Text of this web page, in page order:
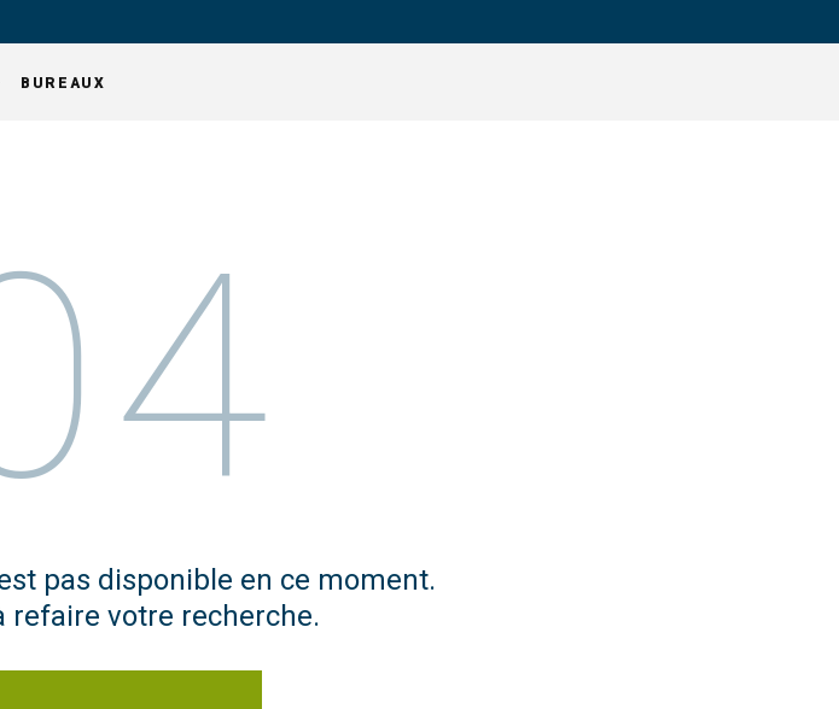
BUREAUX
pas disponible en ce moment.
refaire votre recherche.